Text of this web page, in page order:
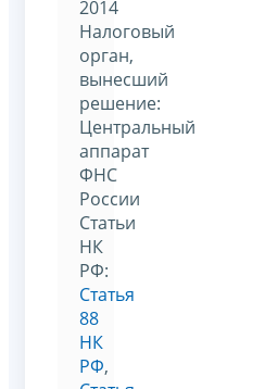
2014
Налоговый
орган,
вынесший
решение:
Центральный
аппарат
ФНС
России
Статьи
НК
РФ:
Статья
88
НК
РФ,